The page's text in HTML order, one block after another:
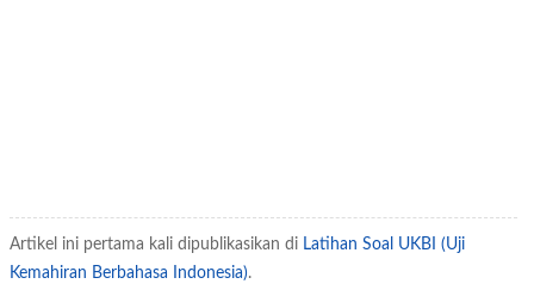
Artikel ini pertama kali dipublikasikan di Latihan Soal UKBI (Uji
Kemahiran Berbahasa Indonesia).